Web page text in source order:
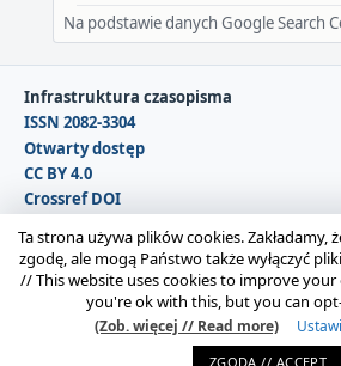
Na podstawie danych Google Search
Infrastruktura czasopisma
ISSN 2082-3304
Otwarty dostęp
CC BY 4.0
Crossref DOI
Copyright © 2026 Polska Sekcja
Stowarzyszenia Filozofii Prawa i
Administrator strony:
Ta strona używa plików cookies. Zakładamy,
zgodę, ale mogą Państwo także wyłączyć
//This website uses cookies to improve your
you're ok with this, but you can
(Zob. więcej // Read more)
ZGODA // ACCEPT